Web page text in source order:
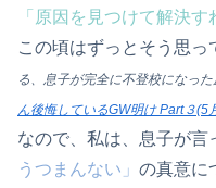
「原因を見つけて解決す
この頃はずっとそう思っ
る、息子が完全に不登校になっ
ん後悔しているGW明け Part３(5
なので、私は、息子が言
うつまんない」 の真意に